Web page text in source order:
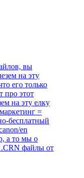
вы
на эту
его только
про этот
на эту елку
=
бесплатный
en
а то мы о
файлы от